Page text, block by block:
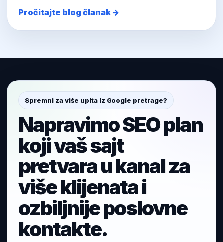
Pročitajte blog članak →
Spremni za više upita iz Google pretrage?
Napravimo SEO plan
koji vaš sajt
pretvara u kanal za
više klijenata i
ozbiljnije poslovne
kontakte.